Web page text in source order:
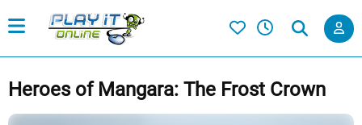
Heroes of Mangara: The Frost Crown